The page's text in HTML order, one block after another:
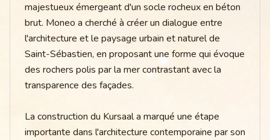
majestueux émergeant d'un socle rocheux en béton
brut. Moneo a cherché à créer un dialogue entre
l'architecture et le paysage urbain et naturel de
Saint-Sébastien, en proposant une forme qui évoque
des rochers polis par la mer contrastant avec la
transparence des façades.
La construction du Kursaal a marqué une étape
importante dans l'architecture contemporaine par son